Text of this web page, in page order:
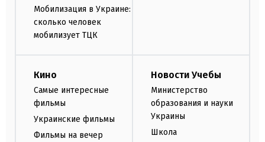
Мобилизация в Украине:
сколько человек
мобилизует ТЦК
Кино
Самые интересные
фильмы
Украинские фильмы
Фильмы на вечер
Новости Учебы
Министерство
образования и науки
Украины
Школа